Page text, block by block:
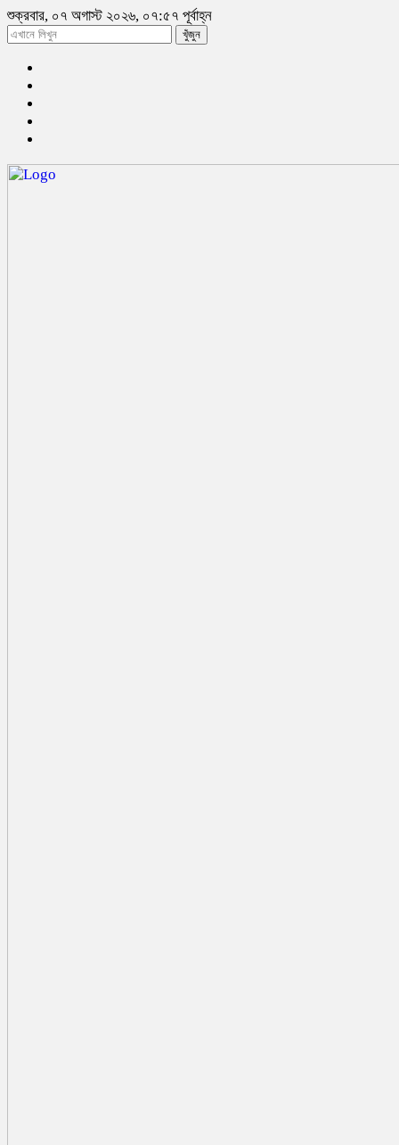
শুক্রবার, ০৭ অগাস্ট ২০২৬, ০৭:৫৭ পূর্বাহ্ন
খুঁজুন